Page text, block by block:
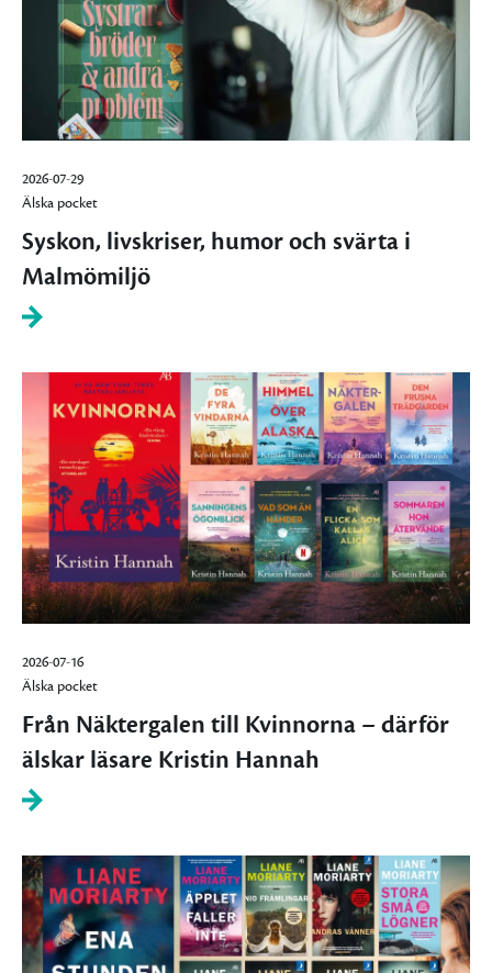
2026-07-29
Älska pocket
Syskon, livskriser, humor och svärta i
Malmömiljö
2026-07-16
Älska pocket
Från Näktergalen till Kvinnorna – därför
älskar läsare Kristin Hannah